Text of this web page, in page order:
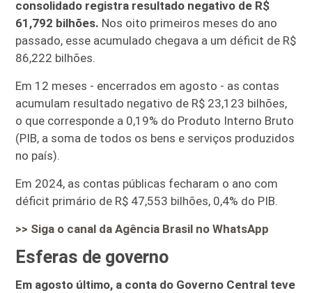
consolidado registra resultado negativo de R$
61,792 bilhões. Nos oito primeiros meses do ano
passado, esse acumulado chegava a um déficit de R$
86,222 bilhões.
Em 12 meses - encerrados em agosto - as contas
acumulam resultado negativo de R$ 23,123 bilhões,
o que corresponde a 0,19% do Produto Interno Bruto
(PIB, a soma de todos os bens e serviços produzidos
no país).
Em 2024, as contas públicas fecharam o ano com
déficit primário de R$ 47,553 bilhões, 0,4% do PIB.
>> Siga o canal daAgência Brasil no WhatsApp
Esferas de governo
Em agosto último, a conta do Governo Central teve